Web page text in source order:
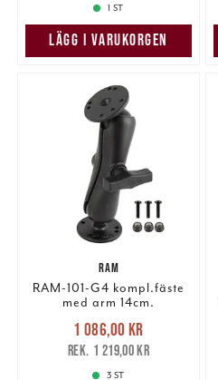
1 ST
LÄGG I VARUKORGEN
RAM
RAM-101-G4 kompl.fäste
med arm 14cm.
Nuvarande pris
1 086,00 krTidigare pris
1 219,00 kr
1 086,00 kr
1 219,00 kr
3 ST